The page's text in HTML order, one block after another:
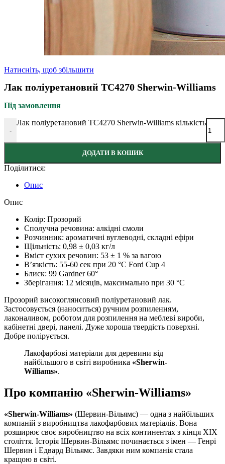
Натисніть, щоб збільшити
Лак поліуретановий TC4270 Sherwin-Williams
Під замовлення
-
Лак поліуретановий TC4270 Sherwin-Williams кількість
ДОДАТИ В КОШИК
Поділитися:
Опис
Опис
Колір: Прозорий
Сполучна речовина: алкідні смоли
Розчинник: ароматичні вуглеводні, складні ефіри
Щільність: 0,98 ± 0,03 кг/л
Вміст сухих речовин: 53 ± 1 % за вагою
В’язкість: 55-60 сек при 20 °C Ford Cup 4
Блиск: 99 Gardner 60°
Зберігання: 12 місяців, максимально при 30 °C
Прозорий високоглянсовий поліуретановий лак.
Застосовується (наноситься) ручним розпиленням,
лаконаливом, роботом для розпилення на меблеві вироби,
кабінетні двері, панелі. Дуже хороша твердість поверхні.
Добре полірується.
Лакофарбові матеріали для деревини від
найбільшого в світі виробника «Sherwin-
Williams».
Про компанію «Sherwin-Williams»
«Sherwin-Williams» (Шервин-Вільямс) — одна з найбільших
компаній з виробництва лакофарбових матеріалів. Вона
розширює своє виробництво на всіх континентах з кінця ХІХ
століття. Історія Шервин-Вільямс починається з імен — Генрі
Шервин і Едвард Вільямс. Завдяки ним компанія стала
кращою в світі.